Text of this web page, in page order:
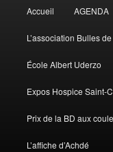
Aller au contenu
Aller au contenu
Accueil AGENDA
L’association Bulles
École Albert Uderzo
Expos Hospice Saint-
Prix de la BD aux
L’affiche d’Achdé